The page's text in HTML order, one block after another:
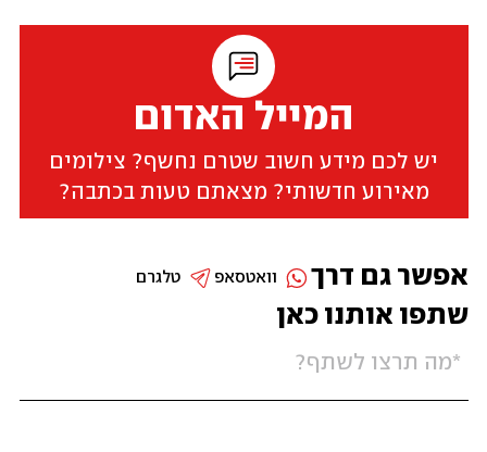
המייל האדום
יש לכם מידע חשוב שטרם נחשף? צילומים
מאירוע חדשותי? מצאתם טעות בכתבה?
שתפו אותנו כאן
אפשר גם דרך טלגרם וואטסאפ